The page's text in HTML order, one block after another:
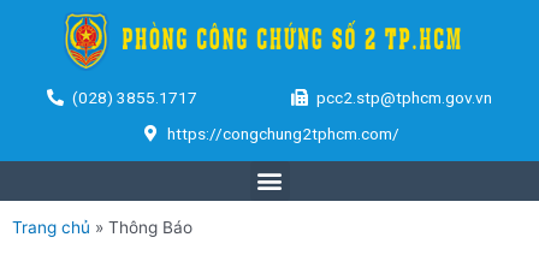
(028) 3855.1717
pcc2.stp@tphcm.gov.vn
https://congchung2tphcm.com/
Trang chủ » Thông Báo